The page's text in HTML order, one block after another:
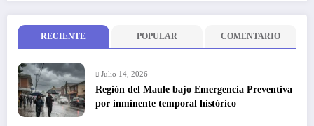
RECIENTE POPULAR COMENTARIO
Julio 14, 2026
Región del Maule bajo Emergencia Preventiva
por inminente temporal histórico